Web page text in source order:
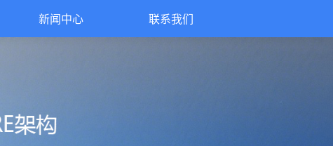
新闻中心 联系我们